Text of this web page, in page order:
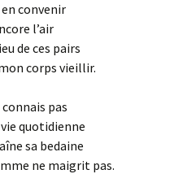
en convenir
l’air
de ces pairs
corps vieillir.
pas
quotidienne
sa bedaine
ne maigrit pas.